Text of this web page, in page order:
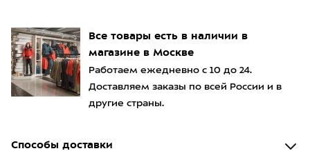
Все товары есть в наличии в
магазине в Москве
Работаем ежедневно с 10 до 24.
Доставляем заказы по всей России и в
другие страны.
Способы доставки